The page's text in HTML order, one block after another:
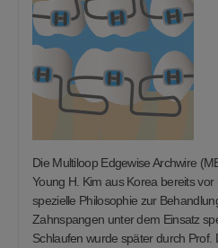
Die Multiloop Edgewise Archwire
Young H. Kim aus Korea bereits
spezielle Philosophie zur
Zahnspangen unter dem Einsatz
Schlaufen wurde später durch Prof.